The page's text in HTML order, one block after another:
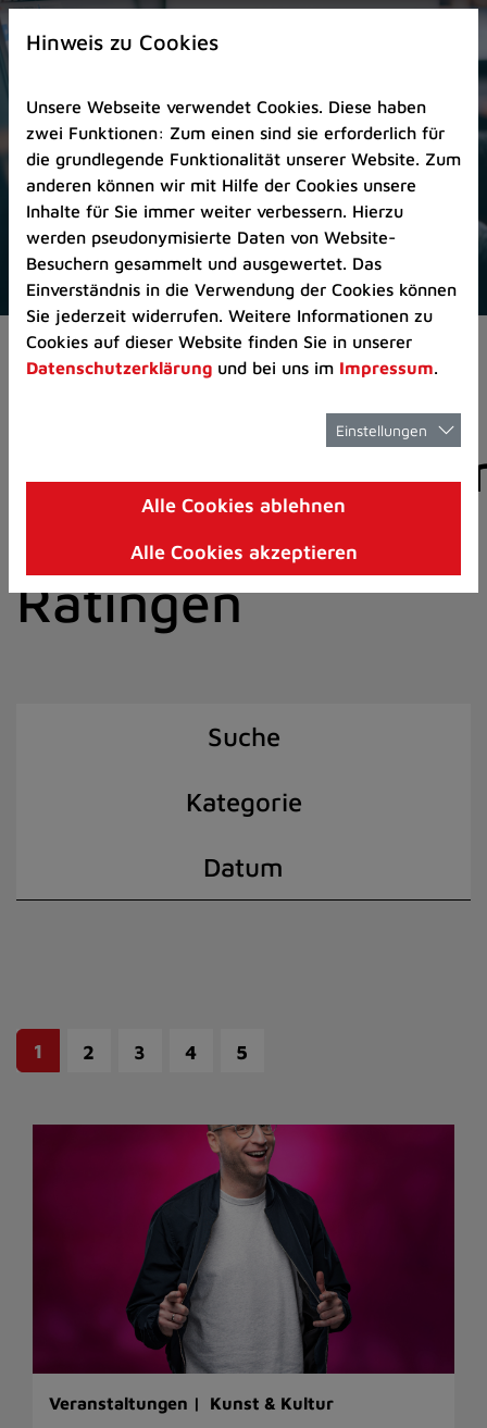
Zur
Startseite
Zum
Seitenanfang
springen
(Schnelltaste
A)
Zur
Navigation/Menü
springen
(Schnelltaste
M)
Zur
8)
I)
Pressemeldungen
der Stadt
Ratingen
Suche
Kategorie
Datum
1 2 3 4 5
Veranstaltungen | Kunst & Kultur
Hinweis zu Cookies
Unsere Webseite verwendet Cookies. Diese haben
zwei Funktionen: Zum einen sind sie erforderlich für
die grundlegende Funktionalität unserer Website. Zum
anderen können wir mit Hilfe der Cookies unsere
Inhalte für Sie immer weiter verbessern. Hierzu
werden pseudonymisierte Daten von Website-
Besuchern gesammelt und ausgewertet. Das
Einverständnis in die Verwendung der Cookies können
Sie jederzeit widerrufen. Weitere Informationen zu
Cookies auf dieser Website finden Sie in unserer
Datenschutzerklärung und bei uns im Impressum.
Einstellungen
Alle Cookies ablehnen
Alle Cookies akzeptieren